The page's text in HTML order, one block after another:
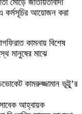
মোড়ে জাতীয়তাবাদী
কর্মসূচির আয়োজন করা
কামনায় বিশেষ
মানুষের মাঝে
কামরুজ্জামান ভূট্টু’র
আহ্বায়ক